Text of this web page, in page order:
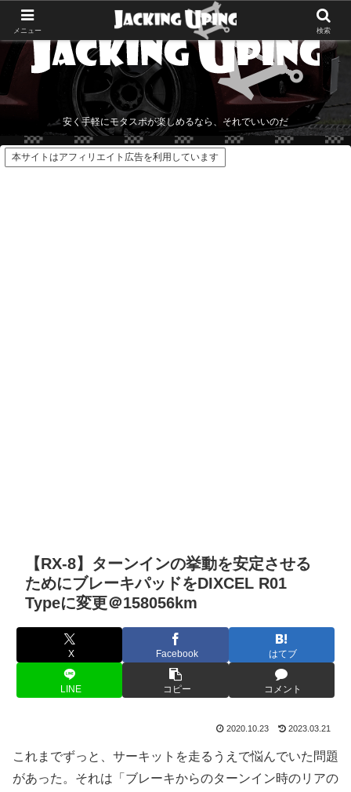
安く手軽にモタスポが楽しめるなら、それでいいのだ
本サイトはアフィリエイト広告を利用しています
【RX-8】ターンインの挙動を安定させる
ためにブレーキパッドをDIXCEL R01
Typeに変更＠158056km
X Facebook はてブ
LINE コピー コメント
2020.10.23 2023.03.21
これまでずっと、サーキットを走るうえで悩んでいた問題
があった。それは「ブレーキからのターンイン時のリアの
メニュー 検索